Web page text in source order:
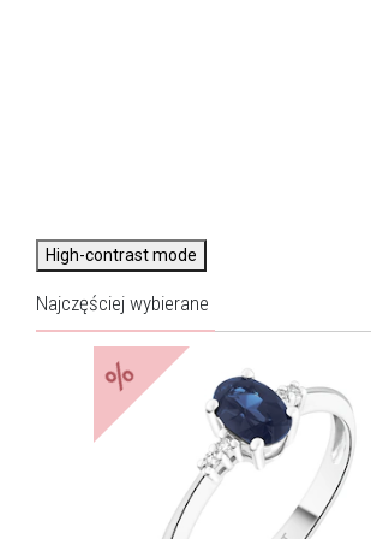
High-contrast mode
Najczęściej wybierane
%